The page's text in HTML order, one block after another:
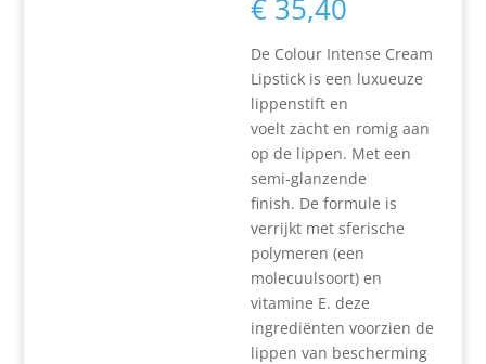
€ 35,40
De Colour Intense Cream
Lipstick is een luxueuze
lippenstift en
voelt zacht en romig aan
op de lippen. Met een
semi-glanzende
finish. De formule is
verrijkt met sferische
polymeren (een
molecuulsoort) en
vitamine E. deze
ingrediënten voorzien de
lippen van bescherming